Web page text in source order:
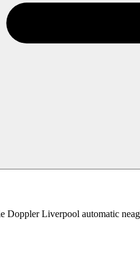
Doppler Liverpool automatic